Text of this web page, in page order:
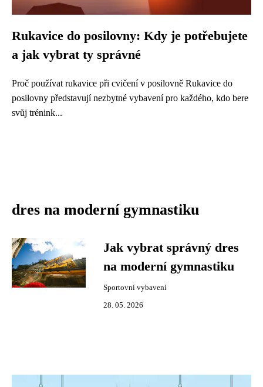
Rukavice do posilovny: Kdy je potřebujete
a jak vybrat ty správné
Proč používat rukavice při cvičení v posilovně Rukavice do
posilovny představují nezbytné vybavení pro každého, kdo bere
svůj trénink...
dres na moderní gymnastiku
Jak vybrat správný dres
na moderní gymnastiku
Sportovní vybavení
28. 05. 2026